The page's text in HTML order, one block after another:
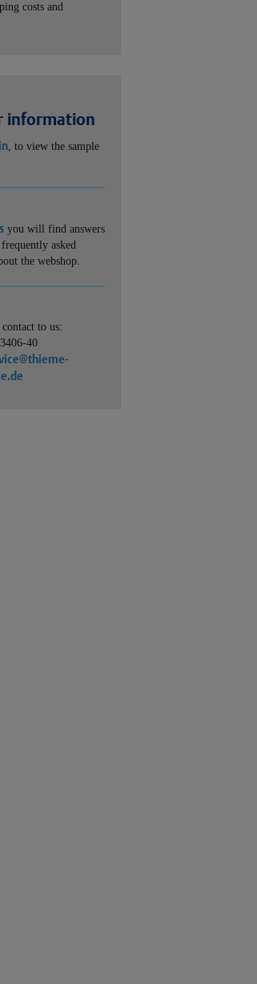
costs and
information
, to view the sample
you will find answers
asked
the webshop.
to us:
40